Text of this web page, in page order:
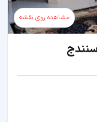
مشاهده روی نقشه